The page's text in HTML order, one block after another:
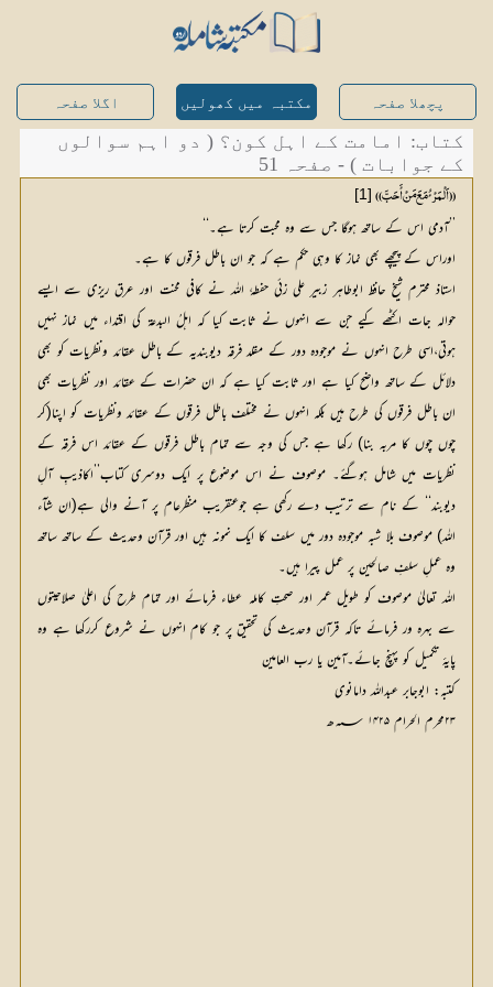
پچھلا صفحہ مکتبہ میں کھولیں اگلا صفحہ
کتاب: امامت کے اہل کون؟ ( دو اہم سوالوں
کے جوابات ) - صفحہ 51
((اَلْمَرْئُ مَعَ مَنْ أَحَبَّ)) [1]
’’آدمی اس کے ساتھ ہوگا جس سے وہ محبت کرتا ہے۔‘‘
اوراس کے پیچھے بھی نماز کا وہی حکم ہے کہ جو ان باطل فرقوں کا ہے۔
استاذ محترم شیخ حافظ ابوطاہر زبیر علی زئی حفطہٗ اللہ نے کافی محنت اور عرق ریزی سے ایسے
حوالہ جات اکٹھے کیے جن سے انہوں نے ثابت کیا کہ اہلُ البدعۃ کی اقتداء میں نماز نہیں
ہوتی،اسی طرح انہوں نے موجودہ دور کے مقلد فرقہ دیوبندیہ کے باطل عقائد ونظریات کو بھی
دلائل کے ساتھ واضح کیا ہے اور ثابت کیا ہے کہ ان حضرات کے عقائد اور نظریات بھی
ان باطل فرقوں کی طرح ہیں بلکہ انہوں نے مختلف باطل فرقوں کے عقائد ونظریات کو اپنا(کر
چوں چوں کا مربہ بنا) رکھا ہے جس کی وجہ سے تمام باطل فرقوں کے عقائد اس فرقہ کے
نظریات میں شامل ہوگئے۔ موصوف نے اس موضوع پر ایک دوسری کتاب’’اکاذیبِ آلِ
دیوبند‘‘ کے نام سے ترتیب دے رکھی ہے جوعنقریب منظرعام پر آنے والی ہے(ان شآء
اللہ) موصوف بلا شبہ موجودہ دور میں سلف کا ایک نمونہ ہیں اور قرآن وحدیث کے ساتھ ساتھ
وہ عملِ سلفِ صالحین پر عمل پیرا ہیں۔
اللہ تعالیٰ موصوف کو طویل عمر اور صحتِ کاملہ عطاء فرمائے اور تمام طرح کی اعلیٰ صلاحیتوں
سے بہرہ ور فرمائے تاکہ قرآن وحدیث کی تحقیق پر جو کام انہوں نے شروع کررکھا ہے وہ
پایۂ تکمیل کو پہنچ جائے۔آمین یا رب العامین
کتبہ: ابوجابر عبداللہ دامانوی
۲۳محرم الحرام ۱۴۲۵ ؁ھ